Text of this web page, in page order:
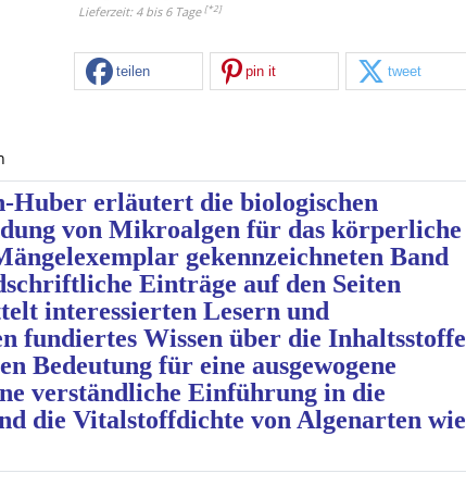
Lieferzeit: 4 bis 6 Tage [*2]
teilen pin it tweet
Huber erläutert die biologischen
von Mikroalgen für das körperliche
gekennzeichneten Band
Einträge auf den Seiten
interessierten Lesern und
fundiertes Wissen über die Inhaltsstoffe
Bedeutung für eine ausgewogene
verständliche Einführung in die
die Vitalstoffdichte von Algenarten wie